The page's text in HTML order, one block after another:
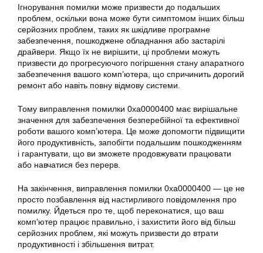
Ігнорування помилки може призвести до подальших
проблем, оскільки вона може бути симптомом інших більш
серйозних проблем, таких як шкідливе програмне
забезпечення, пошкоджене обладнання або застарілі
драйвери. Якщо їх не вирішити, ці проблеми можуть
призвести до прогресуючого погіршення стану апаратного
забезпечення вашого комп’ютера, що спричинить дорогий
ремонт або навіть повну відмову системи.
Тому виправлення помилки 0xa0000400 має вирішальне
значення для забезпечення безперебійної та ефективної
роботи вашого комп’ютера. Це може допомогти підвищити
його продуктивність, запобігти подальшим пошкодженням
і гарантувати, що ви зможете продовжувати працювати
або навчатися без перерв.
На закінчення, виправлення помилки 0xa0000400 — це не
просто позбавлення від настирливого повідомлення про
помилку. Йдеться про те, щоб переконатися, що ваш
комп’ютер працює правильно, і захистити його від більш
серйозних проблем, які можуть призвести до втрати
продуктивності і збільшення витрат.